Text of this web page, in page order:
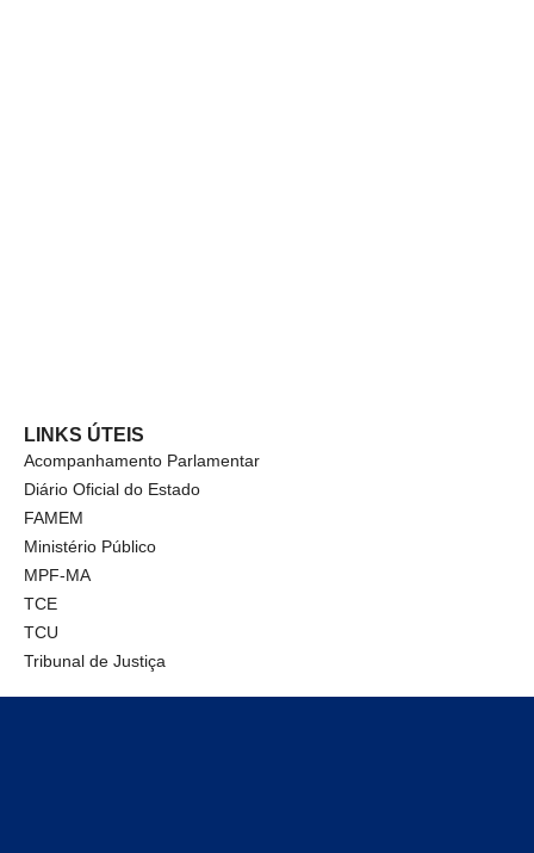
LINKS ÚTEIS
Acompanhamento Parlamentar
Diário Oficial do Estado
FAMEM
Ministério Público
MPF-MA
TCE
TCU
Tribunal de Justiça